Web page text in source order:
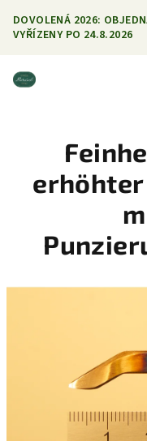
obsah
DOVOLENÁ 2026:
VYŘÍZENY PO 24.8.2026
erhöhter